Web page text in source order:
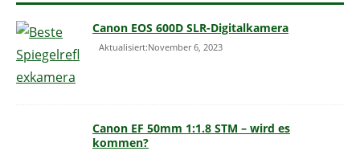
Canon EOS 600D SLR-Digitalkamera
Aktualisiert:November 6, 2023
Canon EF 50mm 1:1.8 STM – wird es
kommen?